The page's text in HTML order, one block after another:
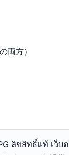
両方）
ลิขสิทธิ์แท้ เว็